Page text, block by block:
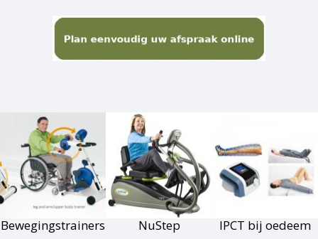
Bewegingstrainers NuStep IPCT bij oedeem